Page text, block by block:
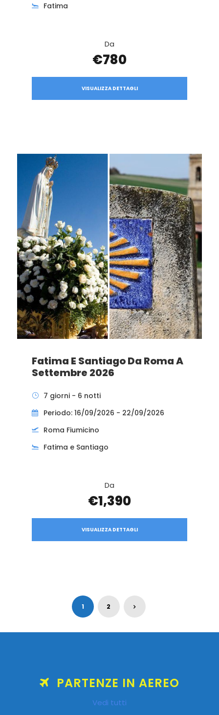
Fatima
Da
€780
VISUALIZZA DETTAGLI
Fatima E Santiago Da Roma A
Settembre 2026
7 giorni - 6 notti
Periodo: 16/09/2026 - 22/09/2026
Roma Fiumicino
Fatima e Santiago
Da
€1,390
VISUALIZZA DETTAGLI
1 2
PARTENZE IN AEREO
Vedi tutti